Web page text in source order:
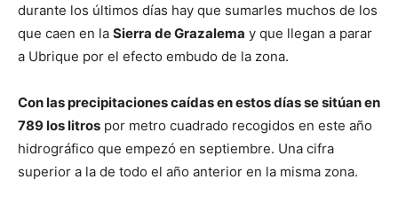
durante los últimos días hay que sumarles muchos de los
que caen en la Sierra de Grazalema y que llegan a parar
a Ubrique por el efecto embudo de la zona.
Con las precipitaciones caídas en estos días se sitúan en
789 los litros por metro cuadrado recogidos en este año
hidrográfico que empezó en septiembre. Una cifra
superior a la de todo el año anterior en la misma zona.